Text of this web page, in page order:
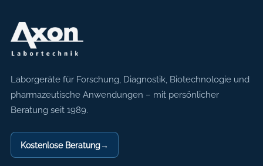
Axon Labortechnik
Laborgeräte für Forschung, Diagnostik, Biotechnologie und
pharmazeutische Anwendungen – mit persönlicher
Beratung seit 1989.
Kostenlose Beratung→